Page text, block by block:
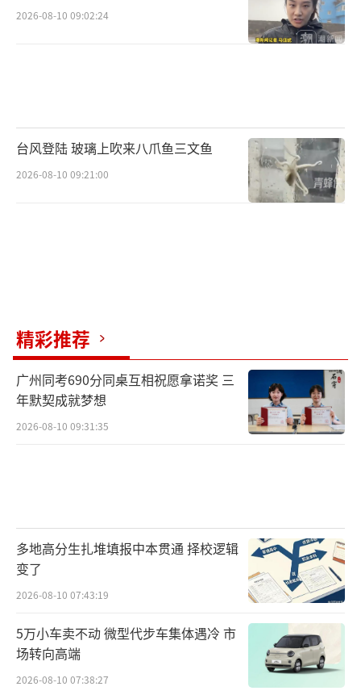
2026-08-10 09:02:24
台风登陆 玻璃上吹来八爪鱼三文鱼
2026-08-10 09:21:00
精彩推荐
广州同考690分同桌互相祝愿拿诺奖 三
年默契成就梦想
2026-08-10 09:31:35
多地高分生扎堆填报中本贯通 择校逻辑
变了
2026-08-10 07:43:19
5万小车卖不动 微型代步车集体遇冷 市
场转向高端
2026-08-10 07:38:27